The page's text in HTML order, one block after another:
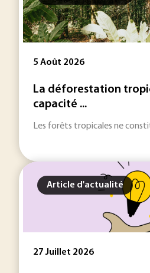
5 Août 2026
La déforestation
capacité ...
Les forêts tropicales ne
Article d'actualité
27 Juillet 2026